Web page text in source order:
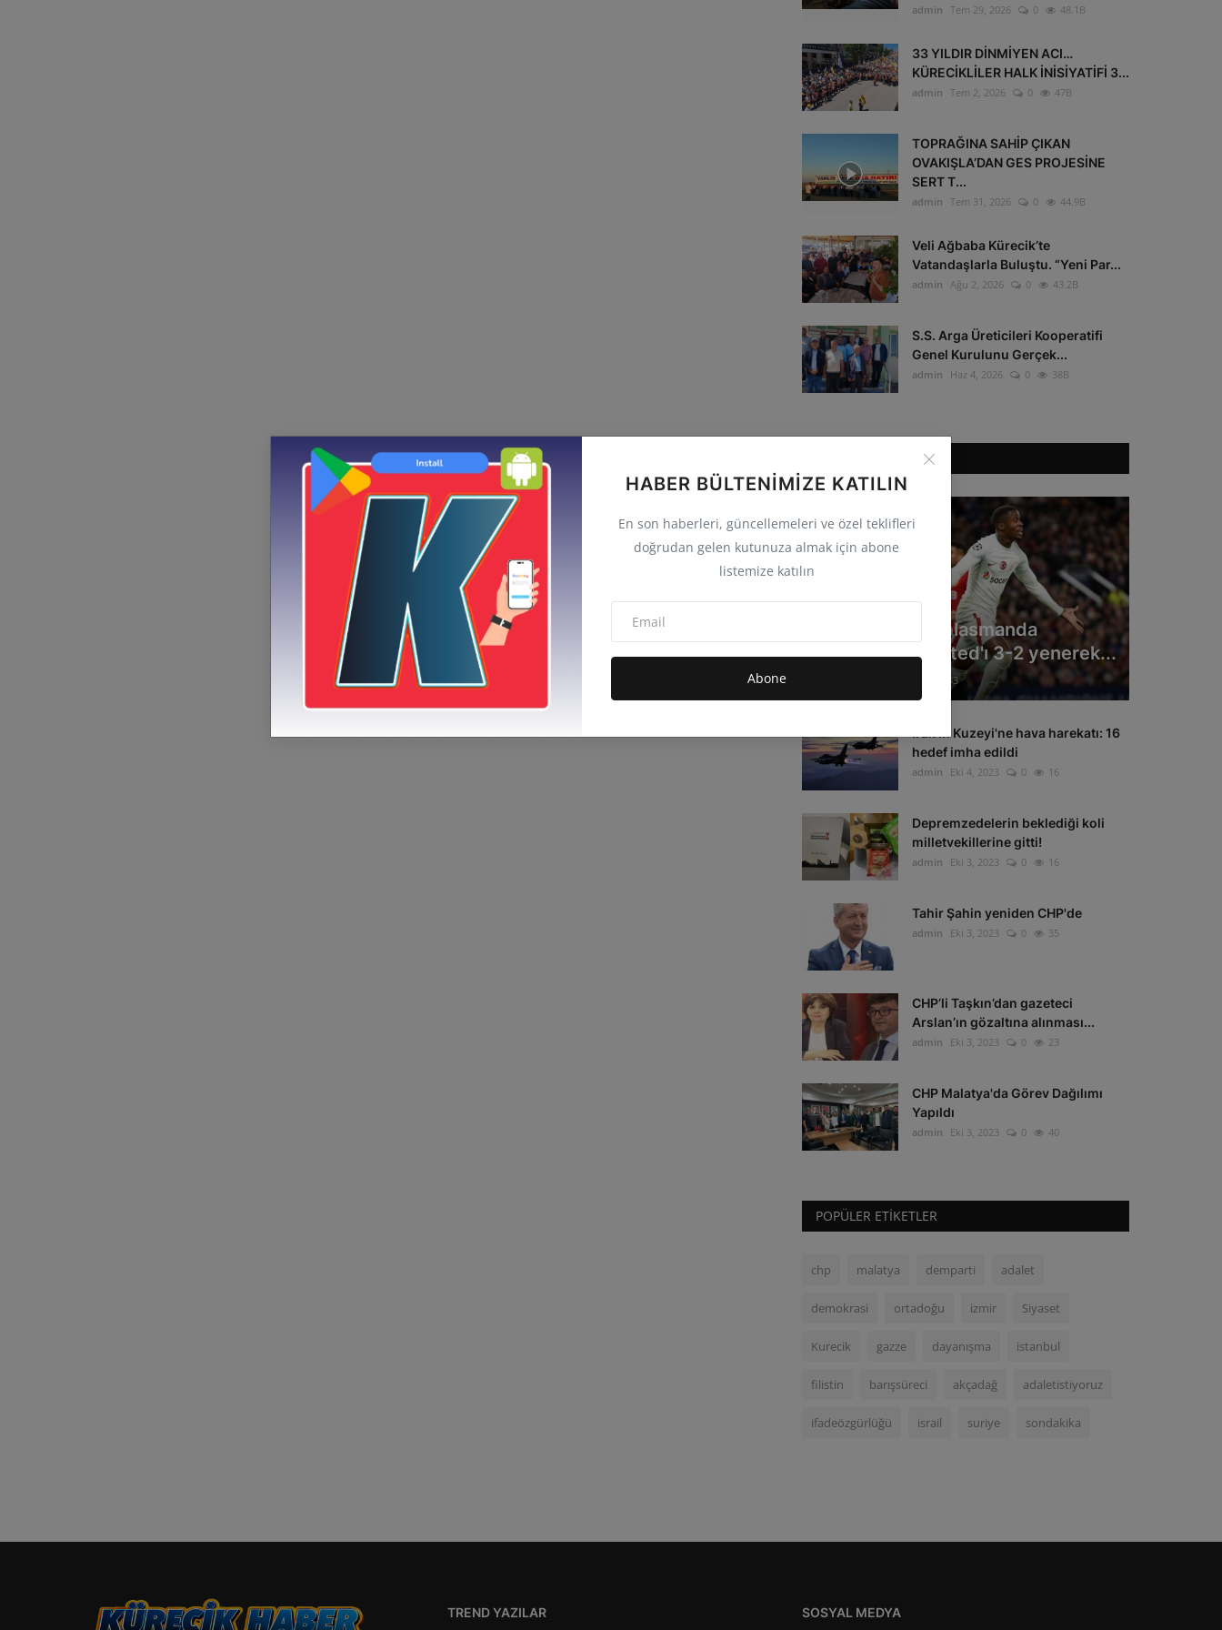
HABER BÜLTENIMIZE KATILIN
En son haberleri, güncellemeleri ve özel teklifleri
doğrudan gelen kutunuza almak için abone
listemize katılın
Abone
admin Tem 29, 2026 0 48.1B
33 YILDIR DİNMİYEN ACI…
KÜRECİKLİLER HALK İNİSİYATİFİ 3...
admin Tem 2, 2026 0 47B
TOPRAĞINA SAHİP ÇIKAN
OVAKIŞLA’DAN GES PROJESİNE
SERT T...
admin Tem 31, 2026 0 44.9B
Veli Ağbaba Kürecik’te
Vatandaşlarla Buluştu. “Yeni Par...
admin Ağu 2, 2026 0 43.2B
S.S. Arga Üreticileri Kooperatifi
Genel Kurulunu Gerçek...
admin Haz 4, 2026 0 38B
ÖNERILEN HABERLER
GÜNCEL
Galatasaray deplasmanda
Manchester United'ı 3-2 yenerek...
33
Irak'ın Kuzeyi'ne hava harekatı: 16
hedef imha edildi
admin Eki 4, 2023 0 16
Depremzedelerin beklediği koli
milletvekillerine gitti!
admin Eki 3, 2023 0 16
Tahir Şahin yeniden CHP'de
admin Eki 3, 2023 0 35
CHP’li Taşkın’dan gazeteci
Arslan’ın gözaltına alınması...
admin Eki 3, 2023 0 23
CHP Malatya'da Görev Dağılımı
Yapıldı
admin Eki 3, 2023 0 40
POPÜLER ETIKETLER
chp malatya demparti adalet
demokrasi ortadoğu izmir Siyaset
Kurecik gazze dayanışma istanbul
filistin barışsüreci akçadağ adaletistiyoruz
ifadeözgürlüğü israil suriye sondakika
TREND YAZILAR SOSYAL MEDYA